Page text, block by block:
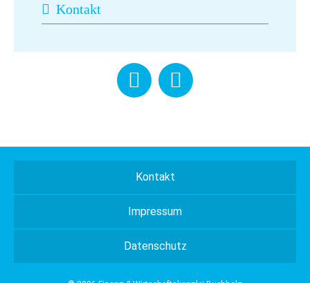
Kontakt
Kontakt
Impressum
Datenschutz